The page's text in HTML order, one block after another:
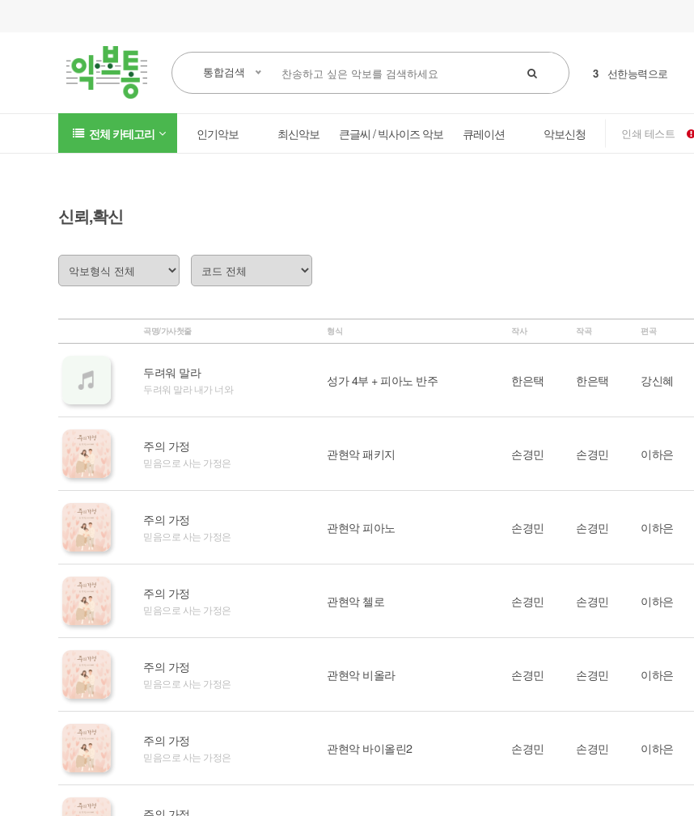
통합검색 3 선한능력으로
전체 카테고리 인기악보 최신악보 큰글씨 / 빅사이즈 악보 큐레이션 악보신청 인쇄 테스트
신뢰,확신
곡명/가사첫줄 형식 작사 작곡 편곡
두려워 말라
두려워 말라 내가 너와
성가 4부 + 피아노 반주 한은택 한은택 강신혜
주의 가정
믿음으로 사는 가정은
관현악 패키지 손경민 손경민 이하은
주의 가정
믿음으로 사는 가정은
관현악 피아노 손경민 손경민 이하은
주의 가정
믿음으로 사는 가정은
관현악 첼로 손경민 손경민 이하은
주의 가정
믿음으로 사는 가정은
관현악 비올라 손경민 손경민 이하은
주의 가정
믿음으로 사는 가정은
관현악 바이올린2 손경민 손경민 이하은